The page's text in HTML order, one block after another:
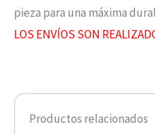
pieza para una máxima
LOS ENVÍOS SON
Productos relacionados